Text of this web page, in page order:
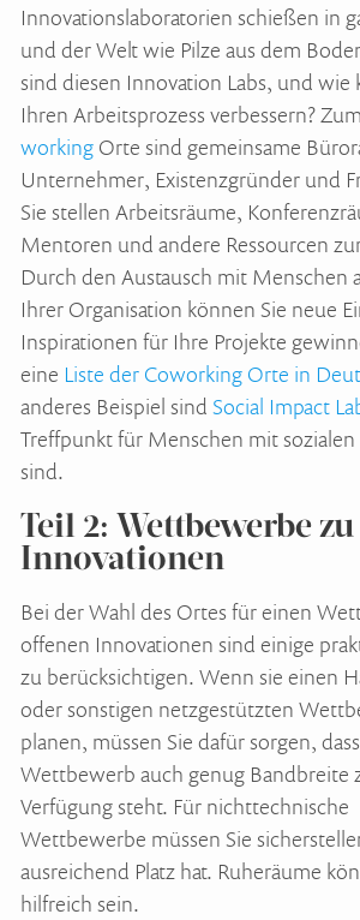
Innovationslaboratorien schießen in
und der Welt wie Pilze aus dem
sind diesen Innovation Labs, und wie
Ihren Arbeitsprozess verbessern?
workingOrte sind gemeinsame
Unternehmer, Existenzgründer und
Sie stellen Arbeitsräume,
Mentoren und andere Ressourcen
Durch den Austausch mit Menschen
Ihrer Organisation können Sie neue
Inspirationen für Ihre Projekte
eine Liste der Coworking Orte in
anderes Beispiel sind Social Impact
Treffpunkt für Menschen mit
sind.
Teil 2: Wettbewerbe
Innovationen
Bei der Wahl des Ortes für einen
offenen Innovationen sind einige
zu berücksichtigen. Wenn sie einen
oder sonstigen netzgestützten
planen, müssen Sie dafür sorgen,
Wettbewerb auch genug Bandbreite
Verfügung steht. Für nichttechnische
Wettbewerbe müssen Sie
ausreichend Platz hat. Ruheräume
hilfreich sein.